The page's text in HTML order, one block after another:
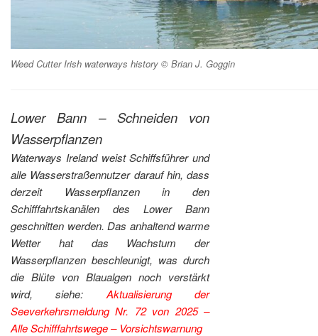
Weed Cutter Irish waterways history © Brian J. Goggin
Lower Bann – Schneiden von
Wasserpflanzen
Waterways Ireland weist Schiffsführer und
alle Wasserstraßennutzer darauf hin, dass
derzeit Wasserpflanzen in den
Schifffahrtskanälen des Lower Bann
geschnitten werden. Das anhaltend warme
Wetter hat das Wachstum der
Wasserpflanzen beschleunigt, was durch
die Blüte von Blaualgen noch verstärkt
wird, siehe: Aktualisierung der
Seeverkehrsmeldung Nr. 72 von 2025 –
Alle Schifffahrtswege – Vorsichtswarnung